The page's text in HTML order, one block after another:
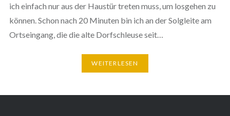
ich einfach nur aus der Haustür treten muss, um losgehen zu
können. Schon nach 20 Minuten bin ich an der Solgleite am
Ortseingang, die die alte Dorfschleuse seit…
WEITERLESEN